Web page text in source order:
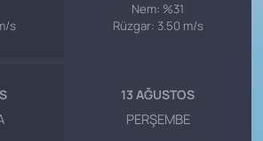
s
Nem: %31
Rüzgar: 3.50 m/s
13 AĞUSTOS
PERŞEMBE